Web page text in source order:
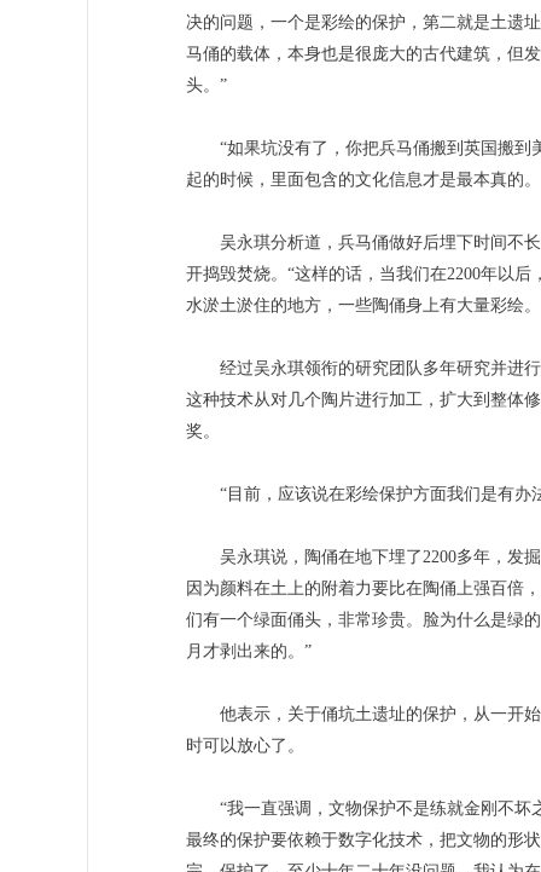
决的问题，一个是彩绘的保护，第二就是土遗
马俑的载体，本身也是很庞大的古代建筑，但
头。”
“如果坑没有了，你把兵马俑搬到英国搬到
起的时候，里面包含的文化信息才是最本真的。
吴永琪分析道，兵马俑做好后埋下时间不长
开捣毁焚烧。“这样的话，当我们在2200年以
水淤土淤住的地方，一些陶俑身上有大量彩绘
经过吴永琪领衔的研究团队多年研究并进行
这种技术从对几个陶片进行加工，扩大到整体
奖。
“目前，应该说在彩绘保护方面我们是有办
吴永琪说，陶俑在地下埋了2200多年，发掘
因为颜料在土上的附着力要比在陶俑上强百倍
们有一个绿面俑头，非常珍贵。脸为什么是绿
月才剥出来的。”
他表示，关于俑坑土遗址的保护，从一开始
时可以放心了。
“我一直强调，文物保护不是练就金刚不坏
最终的保护要依赖于数字化技术，把文物的形